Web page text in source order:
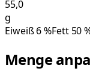
55,0
g
Eiweiß6%Fett 50
Menge